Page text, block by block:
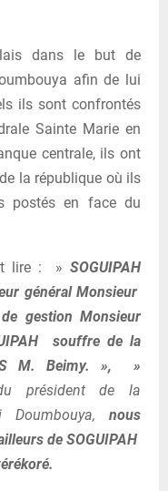
dans le but de
afin de lui
ils sont confrontés
Sainte Marie en
centrale, ils ont
la république où ils
postés en face du
lire : » SOGUIPAH
général Monsieur
gestion Monsieur
souffre de la
M. Beimy. », »
président de la
nous
de SOGUIPAH